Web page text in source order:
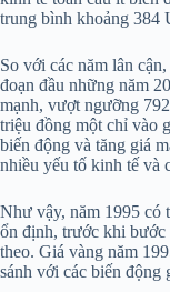
trung bình khoảng 384
So với các năm lân
đoạn đầu những năm
mạnh, vượt ngưỡng
triệu đồng một chỉ vào
biến động và tăng giá
nhiều yếu tố kinh tế và
Như vậy, năm 1995 có
ổn định, trước khi bước
theo. Giá vàng năm
sánh với các biến động